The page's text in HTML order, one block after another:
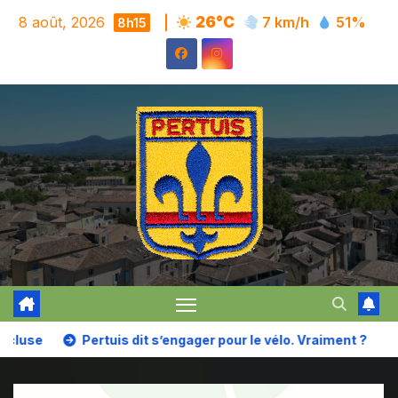
Skip
8 août, 2026 8h15 26°C 7 km/h 51%
dit s’engager pour le vélo. Vraiment ? 𝗟𝗲𝘀